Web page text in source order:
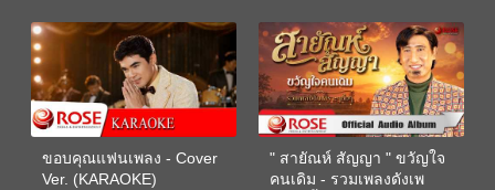
ขอบคุณแฟนเพลง - Cover
Ver. (KARAOKE)
" สายัณห์ สัญญา " ขวัญใจ
คนเดิม - รวมเพลงดังเพ